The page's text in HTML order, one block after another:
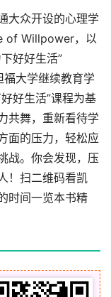
大众开设的心理学
of Willpower，以
好好生活”
大学继续教育学
好生活”课程为基
共舞，重新看待学
面的压力，轻松应
战。你会发现，压
！扫二维码看凯
时间一览本书精